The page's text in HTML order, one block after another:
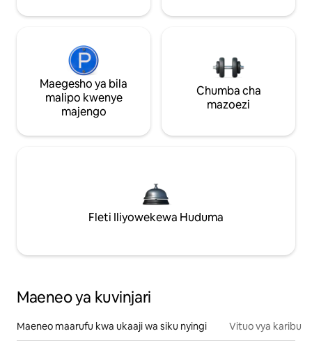
Maegesho ya bila
malipo kwenye
majengo
Chumba cha
mazoezi
Fleti Iliyowekewa Huduma
Maeneo ya kuvinjari
Maeneo maarufu kwa ukaaji wa siku nyingi Vituo vya karibu